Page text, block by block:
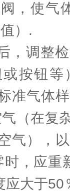
，使气
）.
，调整
或按钮
准气体
（在复
气），
，应重
应大于50